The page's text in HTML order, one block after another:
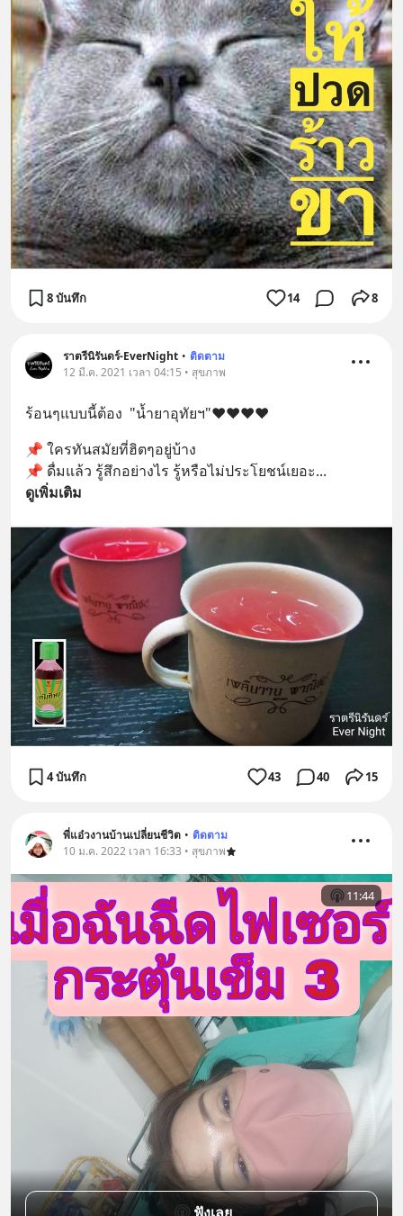
8 บันทึก 14 8
ราตรีนิรันดร์-EverNight • ติดตาม
12 มี.ค. 2021 เวลา 04:15 • สุขภาพ
ร้อนๆแบบนี้ต้อง  "น้ำยาอุทัยฯ"❤️❤️❤️❤️
📌 ใครทันสมัยที่ฮิตๆอยู่บ้าง
📌 ดื่มแล้ว รู้สึกอย่างไร รู้หรือไม่ประโยชน์เยอะ...
ดูเพิ่มเติม
4 บันทึก 43 40 15
พี่แอ๋วงานบ้านเปลี่ยนชีวิต • ติดตาม
10 ม.ค. 2022 เวลา 16:33 • สุขภาพ
11:44